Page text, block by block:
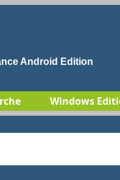
Android Edition
Windows